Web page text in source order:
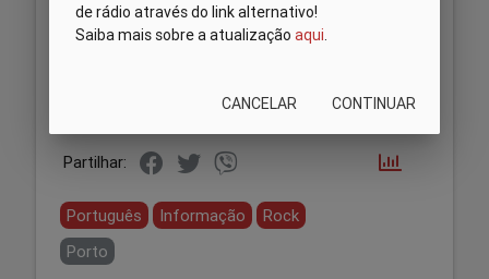
Partilhar:
de rádio através do link alternativo!
Saiba mais sobre a atualização aqui.
CANCELAR CONTINUAR
Português Informação
Rock
Porto